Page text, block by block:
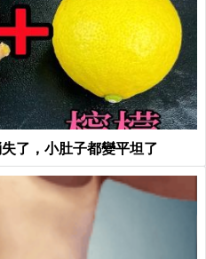
了，小肚子都變平坦了